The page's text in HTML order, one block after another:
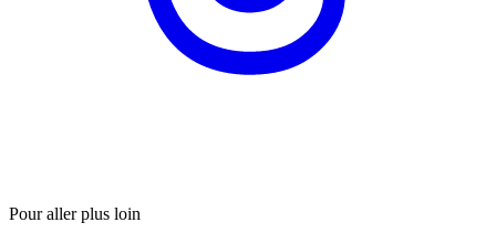
Pour aller plus loin